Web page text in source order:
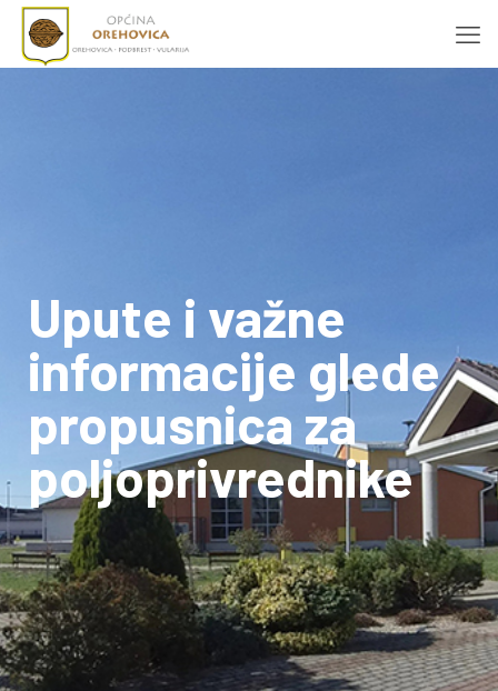
Upute i važne
informacije glede
propusnica za
poljoprivrednike